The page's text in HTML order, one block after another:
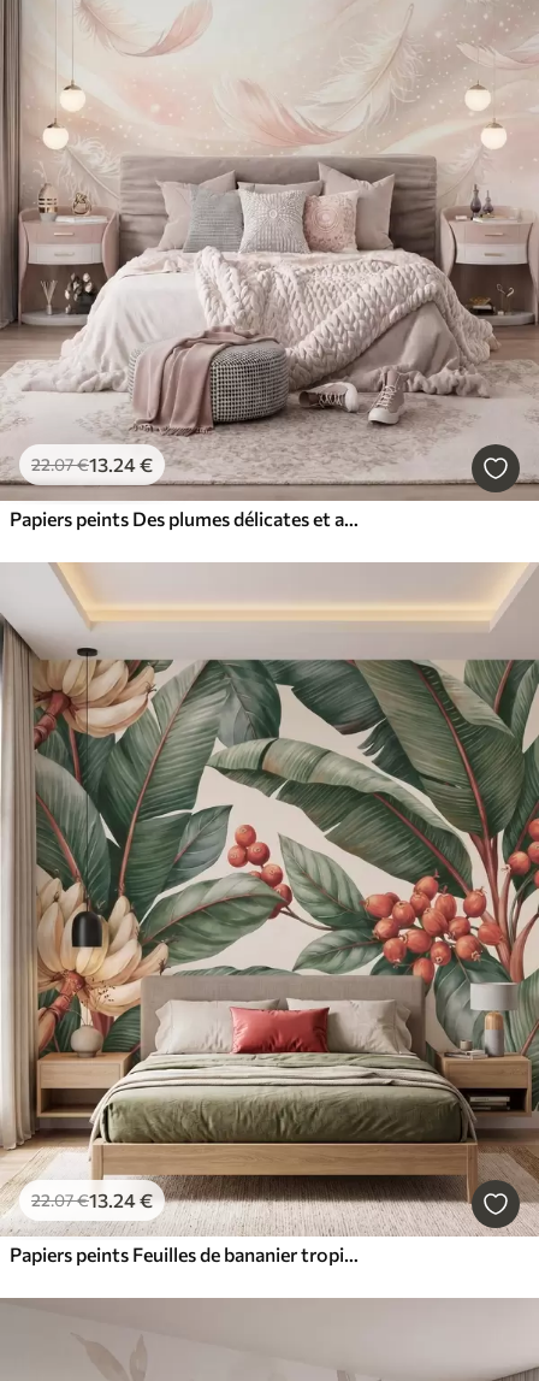
22.07€13.24€
Papiers peints Des plumes délicates et aériennes, nimbées d'une brume rose-pêche aux reflets chatoyants
22.07€13.24€
Papiers peints Feuilles de bananier tropicales ornées de grappes de baies de café rouges, style aquarelle